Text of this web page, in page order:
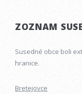
ZOZNAM
Susedné obce boli
hranice.
Bretejovce